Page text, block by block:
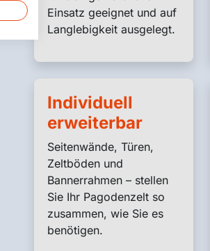
Einsatz geeignet und auf
Langlebigkeit ausgelegt.
Individuell
erweiterbar
Seitenwände, Türen,
Zeltböden und
Bannerrahmen – stellen
Sie Ihr Pagodenzelt so
zusammen, wie Sie es
benötigen.